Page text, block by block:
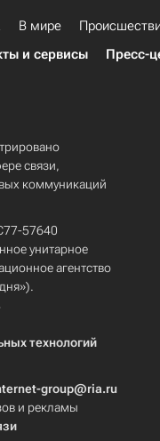
В мире
и сервисы Пресс-
связи,
коммуникаций
57640
унитарное
агентство
технологий
group@ria.ru
и рекламы